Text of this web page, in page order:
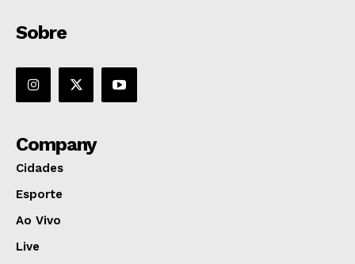
Sobre
Company
Cidades
Esporte
Ao Vivo
Live